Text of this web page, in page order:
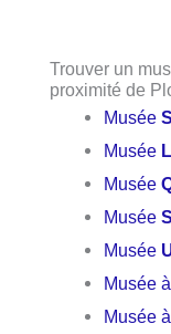
Trouver un
proximité de
Musée
Musée
Musée
Musée
Musée
Musée à
Musée